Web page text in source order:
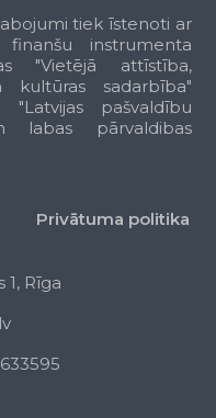
uzturēšanas,
vai attīstības
administrēšana
infrastruktūra
tiek īstenoti ar
finanšu instrumenta
"Vietējā attīstība,
kultūras sadarbība"
pašvaldību
labas pārvaldibas
Privātuma politika
1, Rīga